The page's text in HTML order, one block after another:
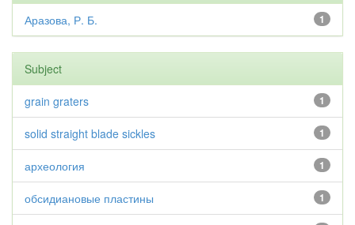
1
Аразова, Р. Б.
Subject
1
grain graters
1
solid straight blade sickles
1
археология
1
обсидиановые пластины